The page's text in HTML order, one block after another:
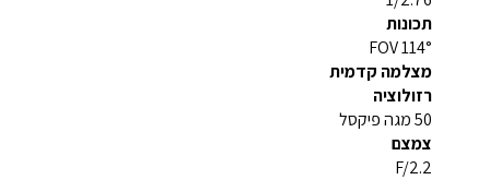
תכונות
114° FOV
מצלמה קדמית
רזולוציה
50 מגה פיקסל
צמצם
F/2.2